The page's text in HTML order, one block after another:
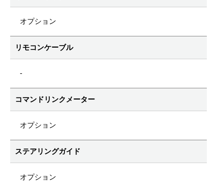
オプション
リモコンケーブル
-
コマンドリンクメーター
オプション
ステアリングガイド
オプション